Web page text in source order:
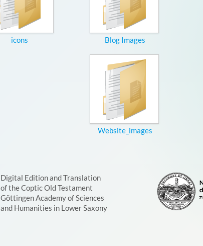
Blog Images
icons
Website_images
Digital Edition and Translation
of the Coptic Old Testament
Göttingen Academy of Sciences
and Humanities in Lower Saxony